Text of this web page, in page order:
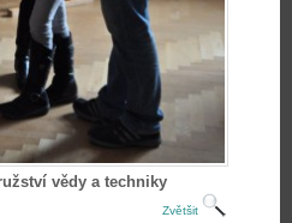
vědy a techniky
Zvětšit